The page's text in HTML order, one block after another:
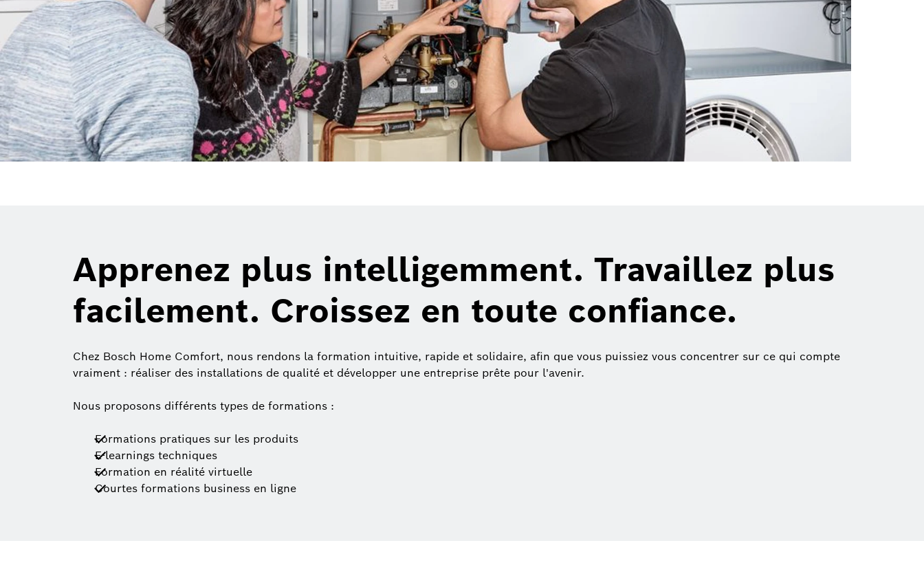
Apprenez plus intelligemment. Travaillez plus
facilement. Croissez en toute confiance.
Chez Bosch Home Comfort, nous rendons la formation intuitive, rapide et solidaire, afin que vous puissiez vous concentrer sur ce qui compte
vraiment : réaliser des installations de qualité et développer une entreprise prête pour l'avenir.
Nous proposons différents types de formations :
Formations pratiques sur les produits
E-learnings techniques
Formation en réalité virtuelle
Courtes formations business en ligne